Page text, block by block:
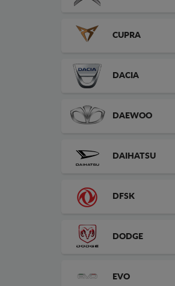
CUPRA
DACIA
DAEWOO
DAIHATSU
DFSK
DODGE
EVO